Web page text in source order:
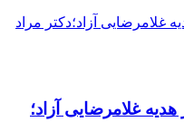
غلامرضایی آزاد؛